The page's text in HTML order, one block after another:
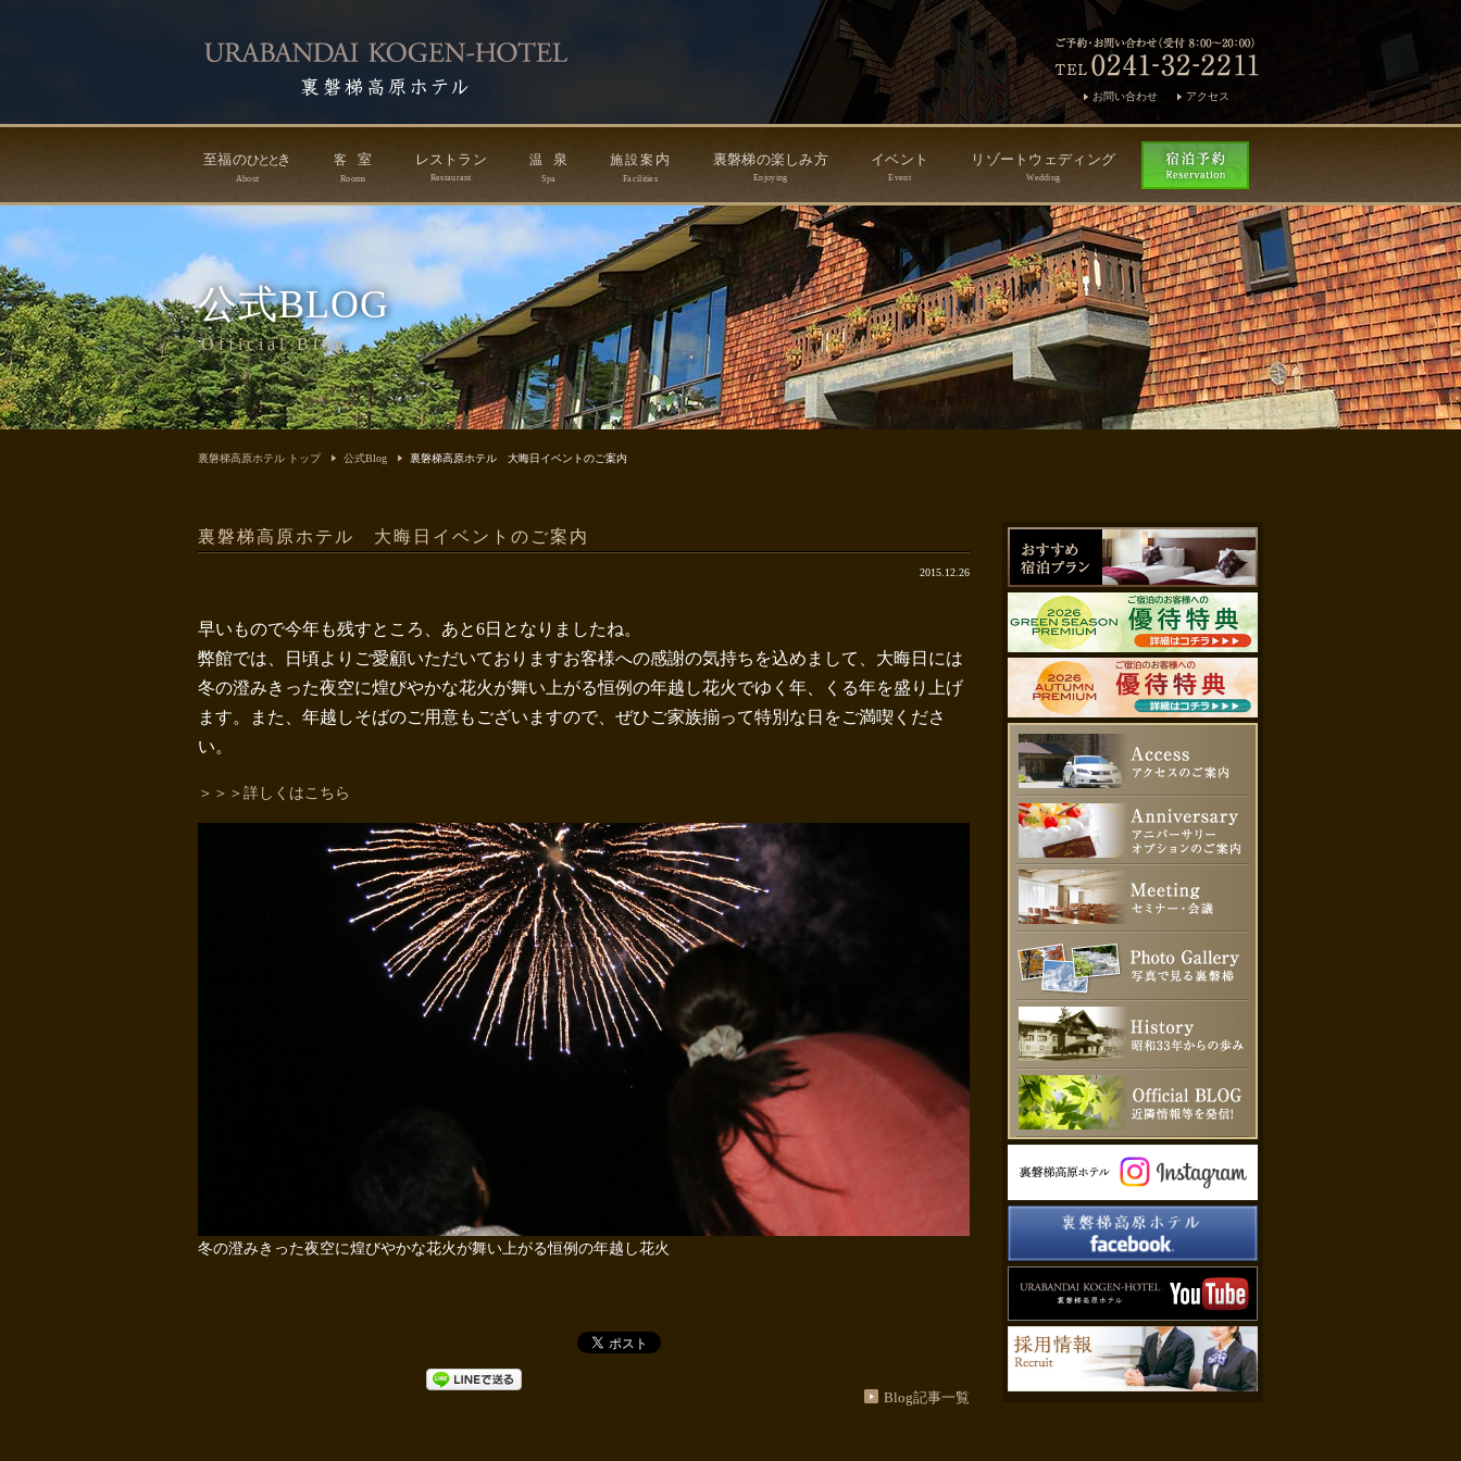
公式BLOG
Official Blog
お問い合わせ アクセス
至福のひととき
About
客室
Rooms
レストラン
Restaurant
温 泉
Spa
施設案 内
Facilities
裏磐梯の楽しみ方
Enjoying
イベント
Event
リゾートウェディング
Wedding
裏磐梯高原ホテル トップ 公式Blog 裏磐梯高原ホテル 大晦日イベントのご案内
裏磐梯高原ホテル 大晦日イベントのご案内
2015.12.26
早いもので今年も残すところ、あと6日となりましたね。
弊館では、日頃よりご愛顧いただいておりますお客様への感謝の気持ちを込めまして、大晦日には
冬の澄みきった夜空に煌びやかな花火が舞い上がる恒例の年越し花火でゆく年、くる年を盛り上げ
ます。また、年越しそばのご用意もございますので、ぜひご家族揃って特別な日をご満喫くださ
い。
＞＞＞詳しくはこちら
冬の澄みきった夜空に煌びやかな花火が舞い上がる恒例の年越し花火
Blog記事一覧